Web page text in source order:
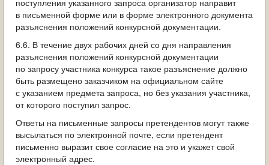
поступления указанного запроса организатор направит
в письменной форме или в форме электронного документа
разъяснения положений конкурсной документации.
6.6. В течение двух рабочих дней со дня направления
разъяснения положений конкурсной документации
по запросу участника конкурса такое разъяснение должно
быть размещено заказчиком на официальном сайте
с указанием предмета запроса, но без указания участника,
от которого поступил запрос.
Ответы на письменные запросы претендентов могут также
высылаться по электронной почте, если претендент
письменно выразит свое согласие на это и укажет свой
электронный адрес.